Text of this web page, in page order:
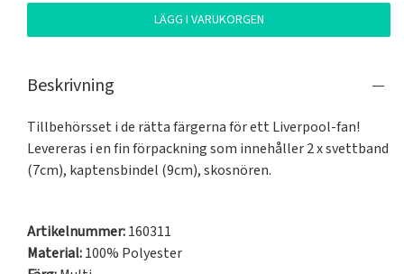
LÄGG I VARUKORGEN
Beskrivning
Tillbehörsset i de rätta färgerna för ett Liverpool-fan!
Levereras i en fin förpackning som innehåller 2 x svettband
(7cm), kaptensbindel (9cm), skosnören.
Artikelnummer:160311
Material:100% Polyester